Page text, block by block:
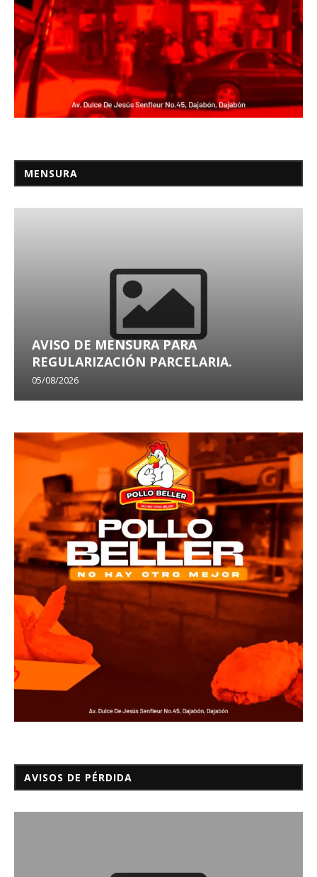
MENSURA
AVISO DE MENSURA PARA
REGULARIZACIÓN PARCELARIA.
05/08/2026
AVISOS DE PÉRDIDA